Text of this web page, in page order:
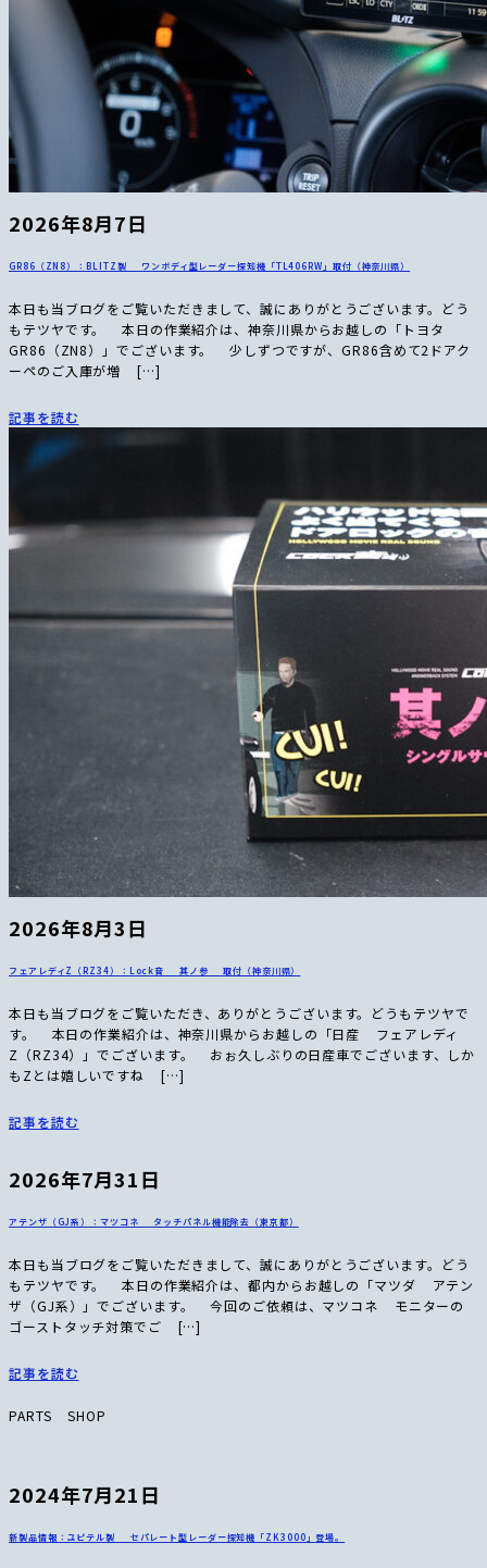
2026年8月7日
GR86（ZN8）：BLITZ製 ワンボディ型レーダー探知機「TL406RW」取付（神奈川県）
本日も当ブログをご覧いただきまして、誠にありがとうございます。どう
もテツヤです。 本日の作業紹介は、神奈川県からお越しの「トヨタ
GR86（ZN8）」でございます。 少しずつですが、GR86含めて2ドアク
ーペのご入庫が増 […]
記事を読む
2026年8月3日
フェアレディZ（RZ34）：Lock音 其ノ参 取付（神奈川県）
本日も当ブログをご覧いただき、ありがとうございます。どうもテツヤで
す。 本日の作業紹介は、神奈川県からお越しの「日産 フェアレディ
Z（RZ34）」でございます。 おぉ久しぶりの日産車でございます、しか
もZとは嬉しいですね […]
記事を読む
2026年7月31日
アテンザ（GJ系）：マツコネ タッチパネル機能除去（東京都）
本日も当ブログをご覧いただきまして、誠にありがとうございます。どう
もテツヤです。 本日の作業紹介は、都内からお越しの「マツダ アテン
ザ（GJ系）」でございます。 今回のご依頼は、マツコネ モニターの
ゴーストタッチ対策でご […]
記事を読む
PARTS SHOP
2024年7月21日
新製品情報：ユピテル製 セパレート型レーダー探知機「ZK3000」登場。